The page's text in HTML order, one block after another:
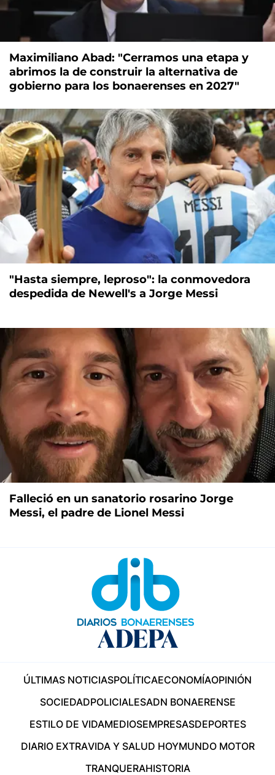
Maximiliano Abad: "Cerramos una etapa y
abrimos la de construir la alternativa de
gobierno para los bonaerenses en 2027"
"Hasta siempre, leproso": la conmovedora
despedida de Newell's a Jorge Messi
Falleció en un sanatorio rosarino Jorge
Messi, el padre de Lionel Messi
ÚLTIMAS NOTICIASPOLÍTICAECONOMÍAOPINIÓN
SOCIEDADPOLICIALESADN BONAERENSE
ESTILO DE VIDAMEDIOSEMPRESASDEPORTES
DIARIO EXTRAVIDA Y SALUD HOYMUNDO MOTOR
TRANQUERAHISTORIA